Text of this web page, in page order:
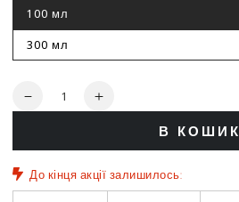
100 мл
Цей
варіант
роспродано
300 мл
Цей
варіант
Кількість
Зменшити
екстрасильної
фіксації
Збільшити
екстрасильної
фіксації
В КОШИК
До кінця акції залишилось: